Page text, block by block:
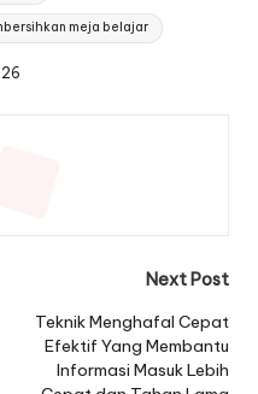
meja belajar
Next Post
Teknik Menghafal Cepat
Efektif Yang Membantu
Informasi Masuk Lebih